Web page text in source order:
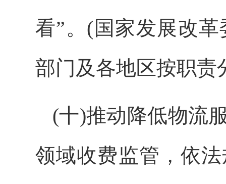
看”。(国家发展改
部门及各地区按职责
(十)推动降低物流
领域收费监管，依